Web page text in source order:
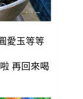
愛玉等等
再回來喝